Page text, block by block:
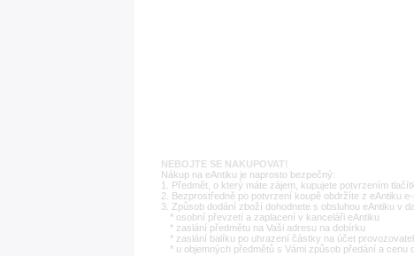
NEBOJTE SE NAKUPOVAT!
Nákup na eAntiku je naprosto bezpečný:
1. Předmět, o který máte zájem, kupujete potvrzením
2. Bezprostředně po potvrzení koupě obdržíte z eAntiku
3. Způsob dodání zboží dohodnete s obsluhou eAntiku v
* osobní převzetí a zaplacení v kanceláři eAntiku
* zaslání předmětu na Vaši adresu na dobírku
* zaslání balíku po uhrazení částky na účet
* u objemných předmětů s Vámi způsob předání a cenu